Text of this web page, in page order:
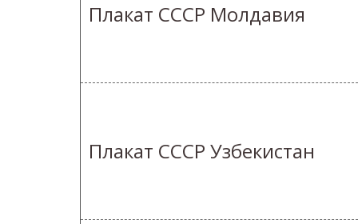
Плакат СССР Молдавия
Плакат СССР Узбекистан